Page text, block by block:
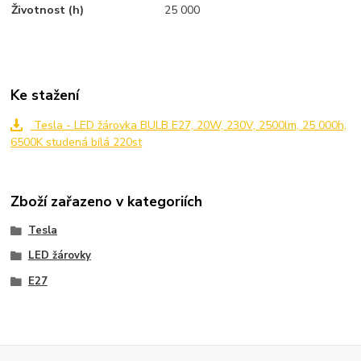
Životnost (h)
25 000
Ke stažení
Tesla - LED žárovka BULB E27, 20W, 230V, 2500lm, 25 000h,
6500K studená bílá 220st
Zboží zařazeno v kategoriích
Tesla
LED žárovky
E27